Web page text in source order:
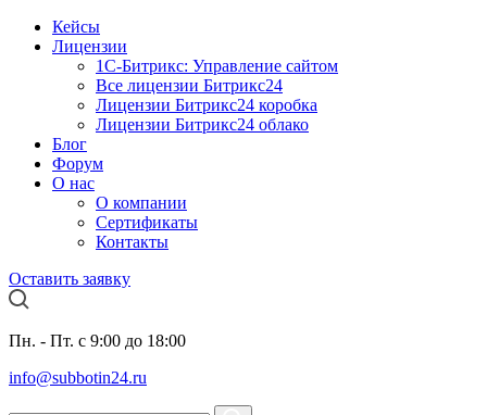
Кейсы
Лицензии
1С-Битрикc: Управление сайтом
Все лицензии Битрикс24
Лицензии Битрикс24 коробка
Лицензии Битрикс24 облако
Блог
Форум
О нас
О компании
Сертификаты
Контакты
Оставить заявку
Пн. - Пт. с 9:00 до 18:00
info@subbotin24.ru